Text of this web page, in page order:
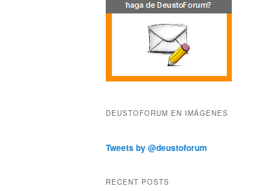
DEUSTOFORUM EN IMÁGENES
Tweets by @deustoforum
RECENT POSTS